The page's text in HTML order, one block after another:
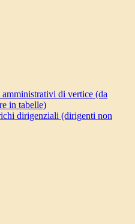
di vertice (da
in tabelle)
dirigenziali (dirigenti non